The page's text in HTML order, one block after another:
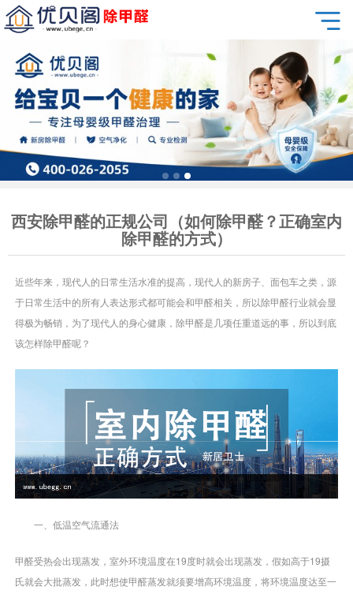
西安除甲醛的正规公司（如何除甲醛？正确室内
除甲醛的方式）
近些年来，现代人的日常生活水准的提高，现代人的新房子、面包车之类，源
于日常生活中的所有人表达形式都可能会和甲醛相关，所以除甲醛行业就会显
得极为畅销，为了现代人的身心健康，除甲醛是几项任重道远的事，所以到底
该怎样除甲醛呢？
一、低温空气流通法
甲醛受热会出现蒸发，室外环境温度在19度时就会出现蒸发，假如高于19摄
氏就会大批蒸发，此时想使甲醛蒸发就须要增高环境温度，将环境温度达至一